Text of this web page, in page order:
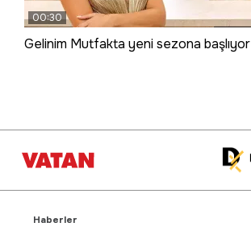
00:30
Gelinim Mutfakta yeni sezona başlıyor
Haberler